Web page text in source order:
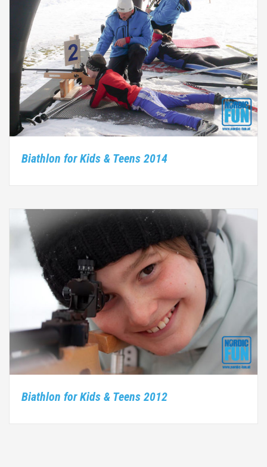
Biathlon for Kids & Teens 2014
Biathlon for Kids & Teens 2012